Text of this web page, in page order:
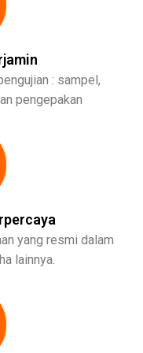
: sampel,
pengepakan
yang resmi dalam
lainnya.